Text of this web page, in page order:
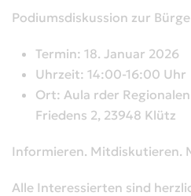
Podiumsdiskussion zur
Termin: 18. Januar 2026
Uhrzeit: 14:00-16:00 Uhr
Ort: Aula rder
Friedens 2, 23948 Klütz
Informieren. Mitdiskutieren.
Alle Interessierten sind